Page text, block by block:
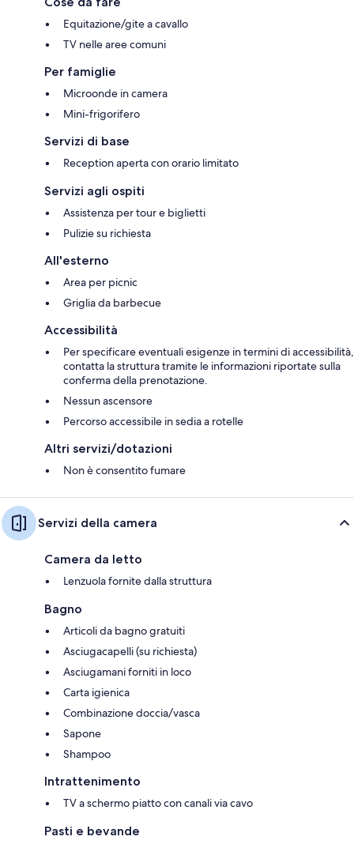
Equitazione/gite a cavallo
TV nelle aree comuni
Per famiglie
Microonde in camera
Mini-frigorifero
Servizi di base
Reception aperta con orario limitato
Servizi agli ospiti
Assistenza per tour e biglietti
Pulizie su richiesta
All'esterno
Area per picnic
Griglia da barbecue
Accessibilità
Per specificare eventuali esigenze in termini di accessibilità,
contatta la struttura tramite le informazioni riportate sulla
conferma della prenotazione.
Nessun ascensore
Percorso accessibile in sedia a rotelle
Altri servizi/dotazioni
Non è consentito fumare
Servizi della camera
Camera da letto
Lenzuola fornite dalla struttura
Bagno
Articoli da bagno gratuiti
Asciugacapelli (su richiesta)
Asciugamani forniti in loco
Carta igienica
Combinazione doccia/vasca
Sapone
Shampoo
Intrattenimento
TV a schermo piatto con canali via cavo
Pasti e bevande